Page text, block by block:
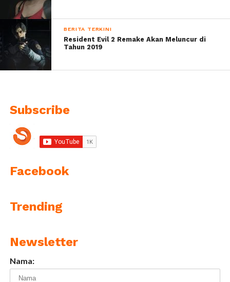
BERITA TERKINI
Resident Evil 2 Remake Akan Meluncur di
Tahun 2019
Subscribe
Facebook
Trending
Newsletter
Nama: